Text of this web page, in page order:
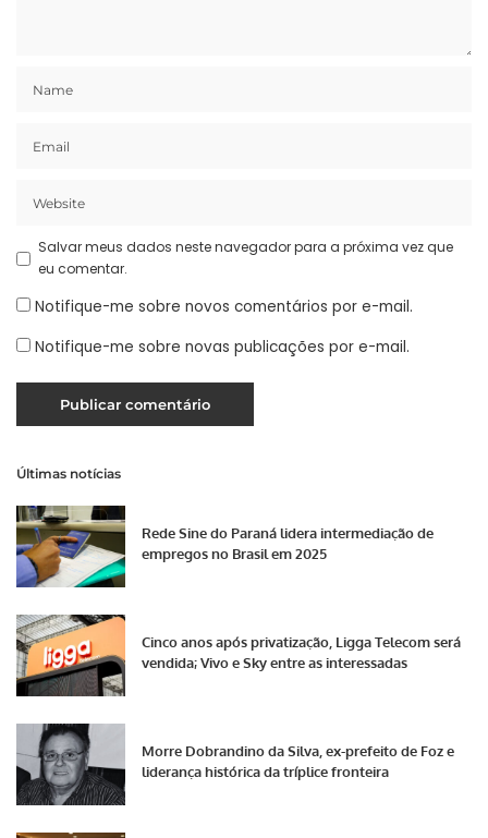
Salvar meus dados neste navegador para a próxima vez que
eu comentar.
Notifique-me sobre novos comentários por e-mail.
Notifique-me sobre novas publicações por e-mail.
Últimas notícias
Rede Sine do Paraná lidera intermediação de
empregos no Brasil em 2025
Cinco anos após privatização, Ligga Telecom será
vendida; Vivo e Sky entre as interessadas
Morre Dobrandino da Silva, ex-prefeito de Foz e
liderança histórica da tríplice fronteira